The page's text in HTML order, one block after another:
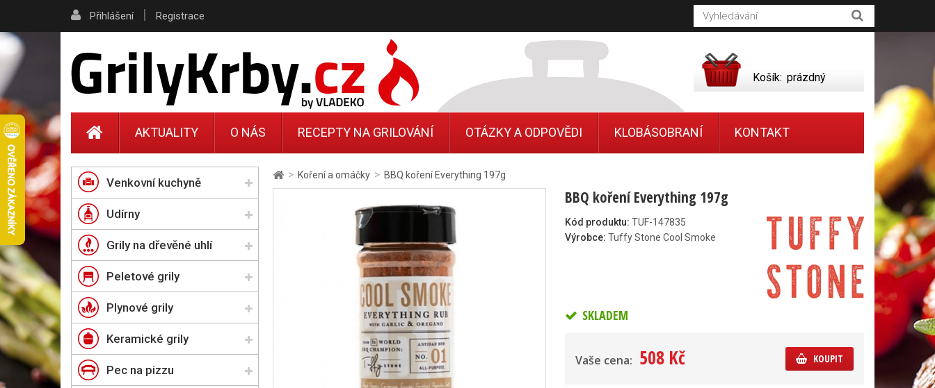
> Koření a omáčky > BBQ koření Everything 197g
BBQ koření Everything 197g
Kód produktu: TUF-147835
Výrobce: Tuffy Stone Cool Smoke
SKLADEM
Vaše cena: 508 Kč KOUPIT
Venkovní kuchyně
Udírny
Grily na dřevěné uhlí
Peletové grily
Plynové grily
Keramické grily
Pec na pizzu
Přihlášení | Registrace
Košík: prázdný
AKTUALITY O NÁS RECEPTY NA GRILOVÁNÍ OTÁZKY A ODPOVĚDI KLOBÁSOBRANÍ KONTAKT